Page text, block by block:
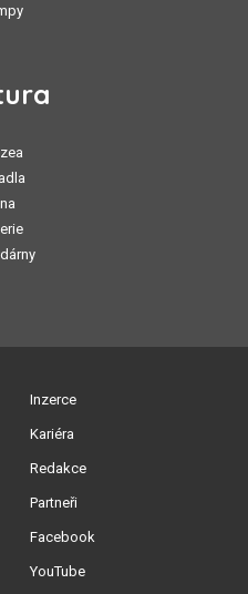
Inzerce
Kariéra
Redakce
Partneři
Facebook
YouTube